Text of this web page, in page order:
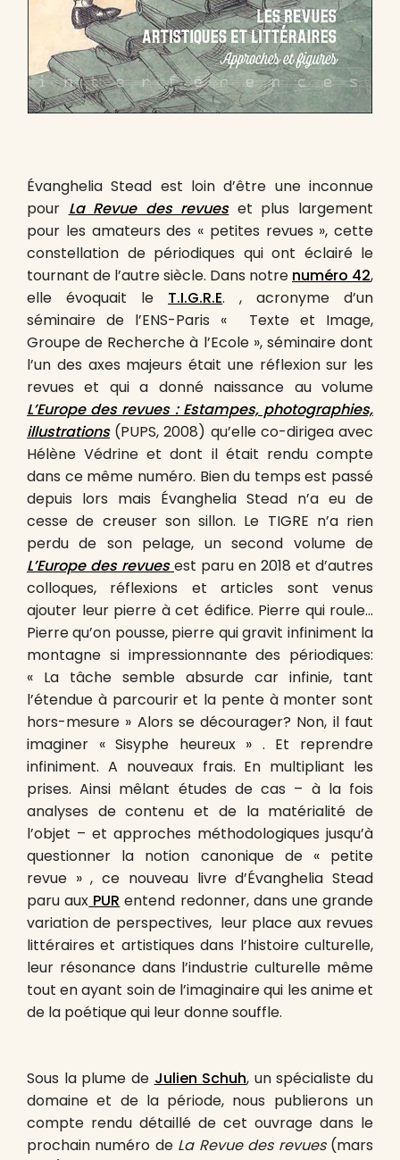
Évanghelia Stead est loin d’être une inconnue
pour La Revue des revues et plus largement
pour les amateurs des « petites revues », cette
constellation de périodiques qui ont éclairé le
tournant de l’autre siècle. Dans notre numéro 42,
elle évoquait le T.I.G.R.E. , acronyme d’un
séminaire de l’ENS-Paris « Texte et Image,
Groupe de Recherche à l’Ecole », séminaire dont
l’un des axes majeurs était une réflexion sur les
revues et qui a donné naissance au volume
L’Europe des revues : Estampes, photographies,
illustrations (PUPS, 2008) qu’elle co-dirigea avec
Hélène Védrine et dont il était rendu compte
dans ce même numéro. Bien du temps est passé
depuis lors mais Évanghelia Stead n’a eu de
cesse de creuser son sillon. Le TIGRE n’a rien
perdu de son pelage, un second volume de
L’Europe des revues est paru en 2018 et d’autres
colloques, réflexions et articles sont venus
ajouter leur pierre à cet édifice. Pierre qui roule…
Pierre qu’on pousse, pierre qui gravit infiniment la
montagne si impressionnante des périodiques:
« La tâche semble absurde car infinie, tant
l’étendue à parcourir et la pente à monter sont
hors-mesure » Alors se décourager? Non, il faut
imaginer « Sisyphe heureux » . Et reprendre
infiniment. A nouveaux frais. En multipliant les
prises. Ainsi mêlant études de cas – à la fois
analyses de contenu et de la matérialité de
l’objet – et approches méthodologiques jusqu’à
questionner la notion canonique de « petite
revue » , ce nouveau livre d’Évanghelia Stead
paru aux PUR entend redonner, dans une grande
variation de perspectives, leur place aux revues
littéraires et artistiques dans l’histoire culturelle,
leur résonance dans l’industrie culturelle même
tout en ayant soin de l’imaginaire qui les anime et
de la poétique qui leur donne souffle.
Sous la plume de Julien Schuh, un spécialiste du
domaine et de la période, nous publierons un
compte rendu détaillé de cet ouvrage dans le
prochain numéro de La Revue des revues(mars